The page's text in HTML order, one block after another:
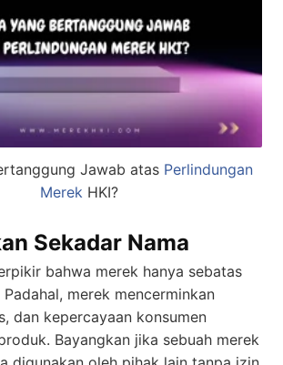
Jawab atas Perlindungan
Merek HKI?
Sekadar Nama
bahwa merek hanya sebatas
merek mencerminkan
dan kepercayaan konsumen
Bayangkan jika sebuah merek